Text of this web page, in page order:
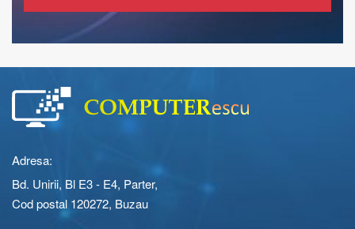
Adresa:
Bd. Unirii, Bl E3 - E4, Parter,
Cod postal 120272, Buzau